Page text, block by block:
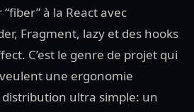
à la React avec
Fragment, lazy et des hooks
C’est le genre de projet qui
une ergonomie
ultra simple: un